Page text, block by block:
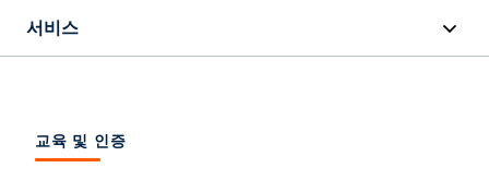
서비스
배포
교육 및 인증